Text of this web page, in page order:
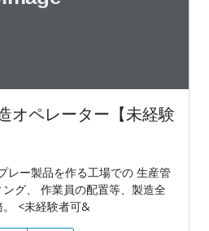
オペレーター【未経験
レー製品を作る工場での 生産管
グ、 作業員の配置等、製造全
<未経験者可&